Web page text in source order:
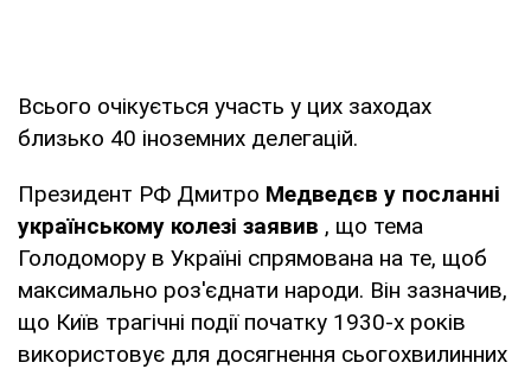
Всього очікується участь у цих заходах
близько 40 іноземних делегацій.
Президент РФ Дмитро Медведєв у посланні
українському колезі заявив , що тема
Голодомору в Україні спрямована на те, щоб
максимально роз'єднати народи. Він зазначив,
що Київ трагічні події початку 1930-х років
використовує для досягнення сьогохвилинних